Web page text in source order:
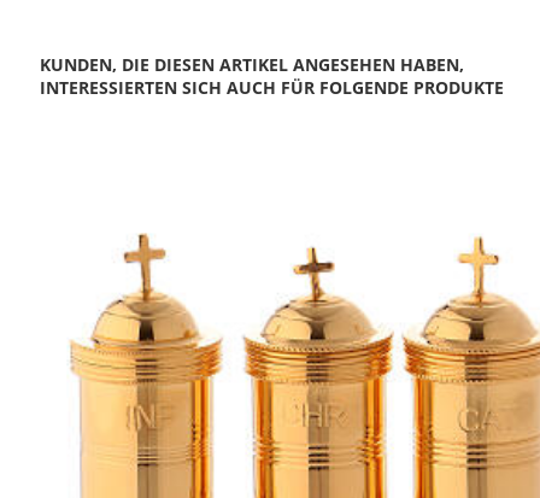
KUNDEN, DIE DIESEN ARTIKEL ANGESEHEN HABEN,
INTERESSIERTEN SICH AUCH FÜR FOLGENDE PRODUKTE